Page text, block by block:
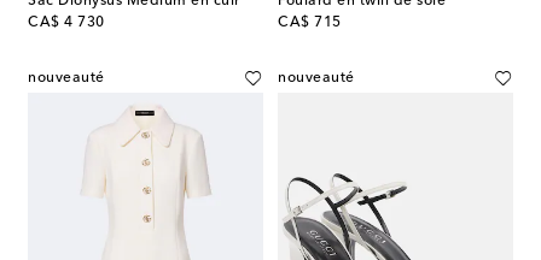
CA$ 4 730
original price
CA$ 715
original price
nouveauté nouveauté